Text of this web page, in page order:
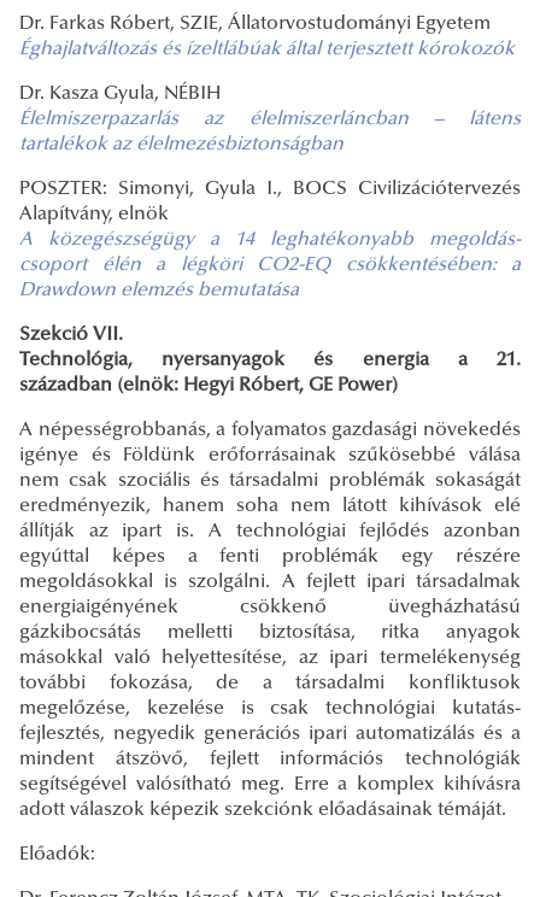
Dr. Farkas Róbert, SZIE, Állatorvostudományi Egyetem
Éghajlatváltozás és ízeltlábúak által terjesztett kórokozók
Dr. Kasza Gyula, NÉBIH
Élelmiszerpazarlás az élelmiszerláncban – látens
tartalékok az élelmezésbiztonságban
POSZTER: Simonyi, Gyula I., BOCS Civilizációtervezés
Alapítvány, elnök
A közegészségügy a 14 leghatékonyabb megoldás-
csoport élén a légköri CO2-EQ
csökkentésében: a
Drawdown elemzés bemutatása
Szekció VII.
Technológia, nyersanyagok és energia a 21.
században (elnök: Hegyi Róbert, GE Power)
A népességrobbanás, a folyamatos gazdasági növekedés
igénye és Földünk erőforrásainak szűkösebbé válása
nem csak szociális és társadalmi problémák sokaságát
eredményezik, hanem soha nem látott kihívások elé
állítják az ipart is. A technológiai fejlődés azonban
egyúttal képes a fenti problémák egy részére
megoldásokkal is szolgálni. A fejlett ipari társadalmak
energiaigényének csökkenő üvegházhatású
gázkibocsátás melletti biztosítása, ritka anyagok
másokkal való helyettesítése, az ipari termelékenység
további fokozása, de a társadalmi konfliktusok
megelőzése, kezelése is csak technológiai kutatás-
fejlesztés, negyedik generációs ipari automatizálás és a
mindent átszövő, fejlett információs technológiák
segítségével valósítható meg. Erre a komplex kihívásra
adott válaszok képezik szekciónk előadásainak témáját.
Előadók: